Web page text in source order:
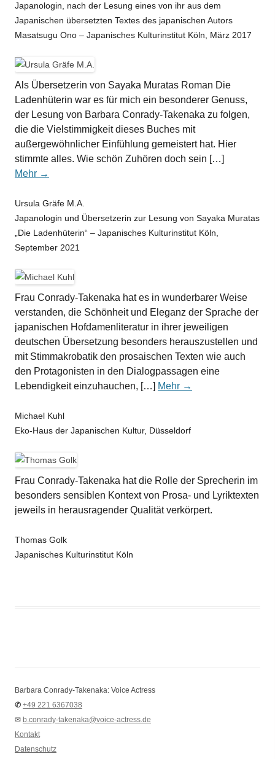
Japanologin, nach der Lesung eines von ihr aus dem
Japanischen übersetzten Textes des japanischen Autors
Masatsugu Ono – Japanisches Kulturinstitut Köln, März 2017
Als Übersetzerin von Sayaka Muratas Roman Die
Ladenhüterin war es für mich ein besonderer Genuss,
der Lesung von Barbara Conrady-Takenaka zu folgen,
die die Vielstimmigkeit dieses Buches mit
außergewöhnlicher Einfühlung gemeistert hat. Hier
stimmte alles. Wie schön Zuhören doch sein […]
Mehr →
Ursula Gräfe M.A.
Japanologin und Übersetzerin zur Lesung von Sayaka Muratas
„Die Ladenhüterin“ – Japanisches Kulturinstitut Köln,
September 2021
Frau Conrady-Takenaka hat es in wunderbarer Weise
verstanden, die Schönheit und Eleganz der Sprache der
japanischen Hofdamenliteratur in ihrer jeweiligen
deutschen Übersetzung besonders herauszustellen und
mit Stimmakrobatik den prosaischen Texten wie auch
den Protagonisten in den Dialogpassagen eine
Lebendigkeit einzuhauchen, […] Mehr →
Michael Kuhl
Eko-Haus der Japanischen Kultur, Düsseldorf
Frau Conrady-Takenaka hat die Rolle der Sprecherin im
besonders sensiblen Kontext von Prosa- und Lyriktexten
jeweils in herausragender Qualität verkörpert.
Thomas Golk
Japanisches Kulturinstitut Köln
Barbara Conrady-Takenaka: Voice Actress
✆ +49 221 6367038
✉ b.conrady-takenaka@voice-actress.de
Kontakt
Datenschutz